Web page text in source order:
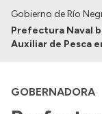
Autoridades
Autoridades y
Gobierno de Río
Prefectura Naval
Auxiliar de Pesca
GOBERNADORA